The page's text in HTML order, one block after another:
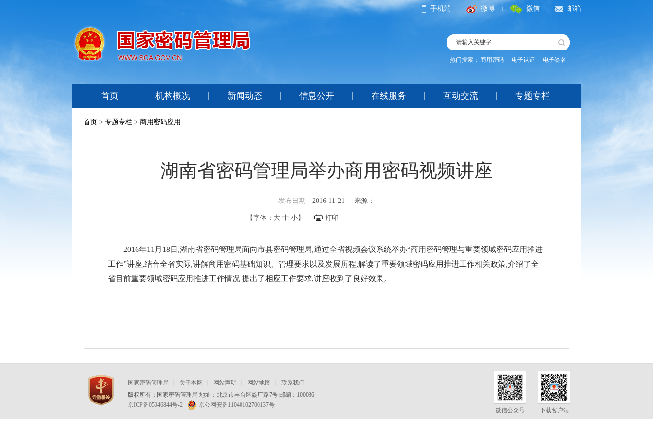
手机端 微博 微信 邮箱
热门搜索： 商用密码 电子认证 电子签名
首页 机构概况 新闻动态 信息公开 在线服务 互动交流 专题专栏
首页 > 专题专栏 > 商用密码应用
湖南省密码管理局举办商用密码视频讲座
发布日期： 2016-11-21 来源：
【字体： 大 中 小】 打印
2016年11月18日,湖南省密码管理局面向市县密码管理局,通过全省视频会议系统举办“商用密码管理与重要领域密码应用推进
工作”讲座,结合全省实际,讲解商用密码基础知识、管理要求以及发展历程,解读了重要领域密码应用推进工作相关政策,介绍了全
省目前重要领域密码应用推进工作情况,提出了相应工作要求,讲座收到了良好效果。
国家密码管理局 关于本网 网站声明 网站地图
联系我们
版权所有：国家密码管理局 地址：北京市丰台区靛厂路7号 邮编：100036
京ICP备05046844号-2
京公网安备11040102700137号
微信公众号 下载客户端